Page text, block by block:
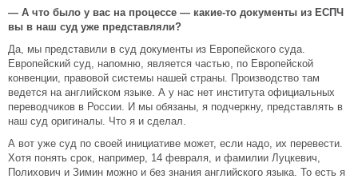
— А что было у вас на процессе — какие-то документы из ЕСПЧ
вы в наш суд уже представляли?
Да, мы представили в суд документы из Европейского суда.
Европейский суд, напомню, является частью, по Европейской
конвенции, правовой системы нашей страны. Производство там
ведется на английском языке. А у нас нет института официальных
переводчиков в России. И мы обязаны, я подчеркну, представлять в
наш суд оригиналы. Что я и сделал.
А вот уже суд по своей инициативе может, если надо, их перевести.
Хотя понять срок, например, 14 февраля, и фамилии Луцкевич,
Полихович и Зимин можно и без знания английского языка. То есть я